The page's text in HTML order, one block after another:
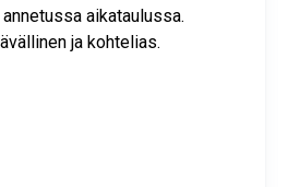
aikataulussa.
ja kohtelias.